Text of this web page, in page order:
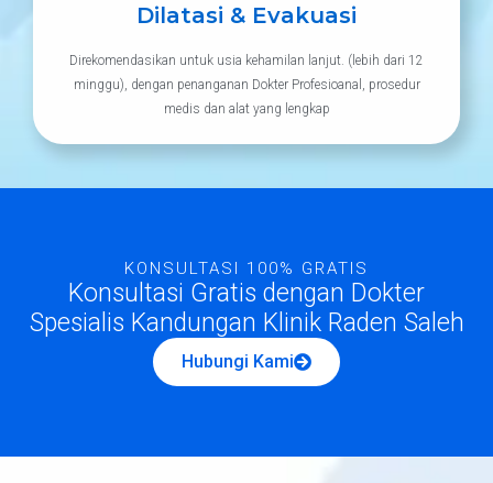
Dilatasi & Evakuasi
Direkomendasikan untuk usia kehamilan lanjut. (lebih dari 12
minggu), dengan penanganan Dokter Profesioanal, prosedur
medis dan alat yang lengkap
KONSULTASI 100% GRATIS
Konsultasi Gratis dengan Dokter
Spesialis Kandungan Klinik Raden Saleh
Hubungi Kami